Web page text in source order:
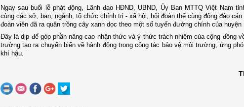
Ngay sau buổi lễ phát động, Lãnh đạo HĐND, UBND, Ủy Ban MTTQ Việt Nam
cùng các sở, ban, ngành, tổ chức chính trị - xã hội, hội đoàn thể cùng đông đảo cán
đoàn viên đã ra quân trồng cây xanh dọc theo một số tuyến đường chính của huyện
Đây là dịp để góp phần nâng cao nhận thức và ý thức trách nhiệm của cộng đồng
trường tạo ra chuyển biến về hành động trong công tác bảo vệ môi trường, ứng
khí hậu.